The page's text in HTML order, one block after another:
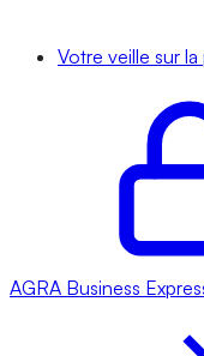
Votre veille sur
AGRA Business